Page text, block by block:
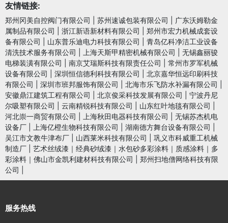
友情链接:
郑州冈美自控阀门有限公司 苏州速诚包装有限公司
广东沃姆勒金
属制品有限公司
浙江新语新材料有限公司
郑州市宏力机械成套设
备有限公司
山东普乐迪电力科技有限公司
青岛亿科净洁工业设备
清洗技术服务有限公司
上海天斯甲精密机械有限公司
无锡鑫丽骏
电梯装潢有限公司
南京艾瑞斯科技有限责任公司
常州市罗军机械
设备有限公司
深圳恒信德利科技有限公司
北京嘉华恒远印刷科技
有限公司
深圳市班邦服饰有限公司 北海市乐飞防水补漏有限公司
安徽鼎江建筑工程有限公司
北京俊采科技发展有限公司
宁波丹尼
尔吸塑有限公司
云南精锐科技有限公司 山东红叶地毯有限公司
河北崇一商贸有限公司
上海秋田电器科技有限公司
无锡苏杰机电
设备厂
上海亿橙生物科技有限公司 湖南德方舞台设备有限公司
吴江市文教牛津布厂
山西莱米科技有限公司
巩义市科威重工机械
制造厂
艺术丝绒漆｜经典砂绒漆｜水包砂多彩涂料｜质感涂料｜多
彩涂料｜佛山市金凯利建材科技有限公司
郑州扫地僧网络科技有限
公司
服务热线